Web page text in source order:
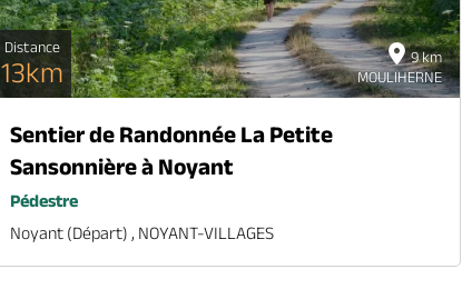
9 km
MOULIHERNE
Distance
13km
Sentier de Randonnée La Petite
Sansonnière à Noyant
Pédestre
Noyant (départ) , NOYANT-VILLAGES